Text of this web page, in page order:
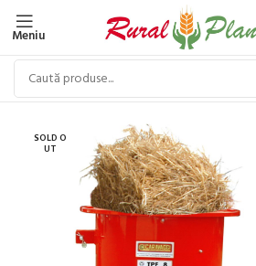
Meniu
SOLD O
UT